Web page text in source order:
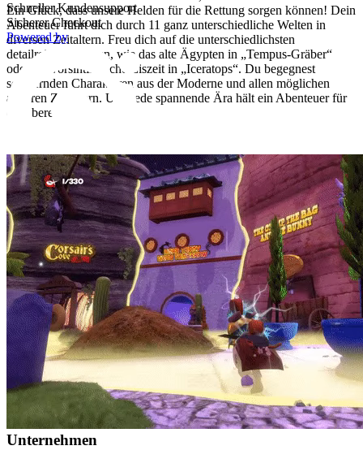
Ein Glück, dass unsere Helden für die Rettung sorgen können! Dein
Abenteuer führt dich durch 11 ganz unterschiedliche Welten in
diversen Zeitaltern. Freu dich auf die unterschiedlichsten
detailreichen Welten, wie das alte Ägypten in „Tempus-Gräber“
oder die vorsintflutliche Eiszeit in „Iceratops“. Du begegnest
schillernden Charakteren aus der Moderne und allen möglichen
anderen Zeitaltern. Und jede spannende Ära hält ein Abenteuer für
dich bereit!
Schneller Kundensupport
Sicherer Checkout
Powered by
© 2026 player.land Alle Rechte vorbehalten
Shop
PC
X-Box
eCards
Hilfe
Support
FAQ
Zahlungsarten
Unternehmen